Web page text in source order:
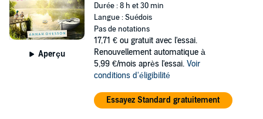
Aperçu
Durée : 8 h et 30 min
Langue : Suédois
Pas de notations
17,71 € ou gratuit avec l'essai.
Renouvellement automatique à
5,99 €/mois après l'essai. Voir
conditions d'éligibilité
Essayez Standard gratuitement